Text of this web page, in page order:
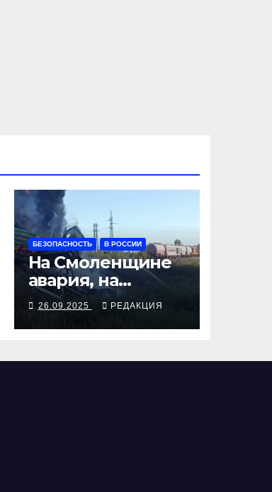
БЕЗОПАСНОСТЬ В РОССИИ
На Смоленщине
авария, на
Псковщине
взрыв
26.09.2025 РЕДАКЦИЯ